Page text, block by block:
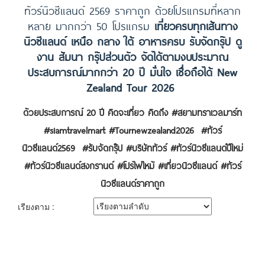
ทัวร์นิวซีแลนด์ 2569 ราคาถูก ด้วยโปรแกรมที่หลาก
หลาย มากกว่า 50 โปรแกรม เที่ยวครบทุกเส้นทาง
นิวซีแลนด์ เหนือ กลาง ใต้ อาหารครบ รับจัดกรุ๊ป ดู
งาน สัมนา กรุ๊ปส่วนตัว จัดได้ตามงบประมาณ
ประสบการณ์มากกว่า 20 ปี มั่นใจ เชื่อถือได้ New
Zealand Tour 2026
ด้วยประสบการณ์ 20 ปี คิดจะเที่ยว คิดถึง #สยามทราเวลมาร์ท
#siamtravelmart #Tournewzealand2026 #ทัวร์
นิวซีแลนด์2569 #รับจัดกรุ๊ป #บริษัททัวร์ #ทัวร์นิวซีแลนด์ปีใหม่
#ทัวร์นิวซีแลนด์สงกรานต์ #โปรไฟไหม้ #เที่ยวนิวซีแลนด์ #ทัวร์
นิวซีแลนด์ราคาถูก
เรียงตาม :